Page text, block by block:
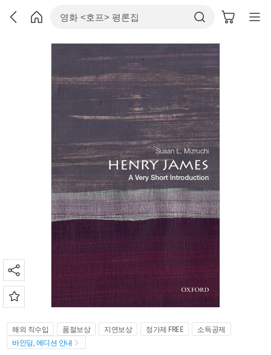
해외 직수입 품절보상 지연보상 정가제 FREE
소득공제
바인딩, 에디션 안내